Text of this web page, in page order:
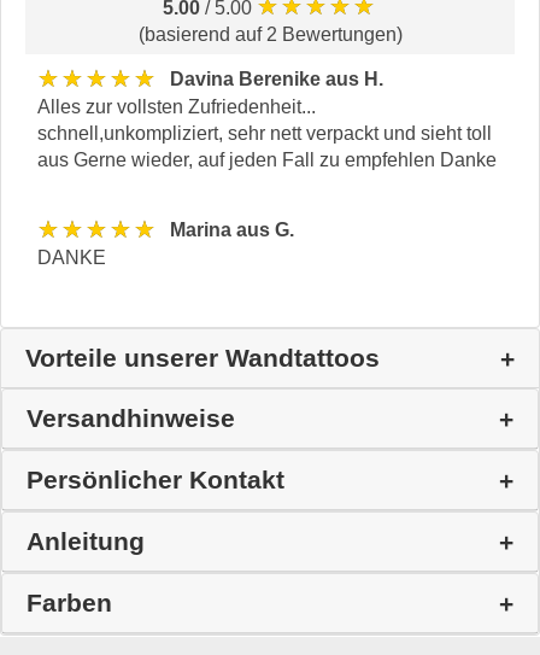
5.00 / 5.00 ★★★★★
(basierend auf 2 Bewertungen)
★★★★★
Davina Berenike aus H.
Alles zur vollsten Zufriedenheit...
schnell,unkompliziert, sehr nett verpackt und sieht toll
aus Gerne wieder, auf jeden Fall zu empfehlen Danke
★★★★★
Marina aus G.
DANKE
Vorteile unserer Wandtattoos
Versandhinweise
Persönlicher Kontakt
Anleitung
Farben